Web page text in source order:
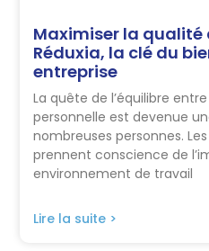
Maximiser la qualité
Réduxia, la clé du
entreprise
La quête de l’équilibre
personnelle est devenue
nombreuses personnes.
prennent conscience de
environnement de travail
Lire la suite >